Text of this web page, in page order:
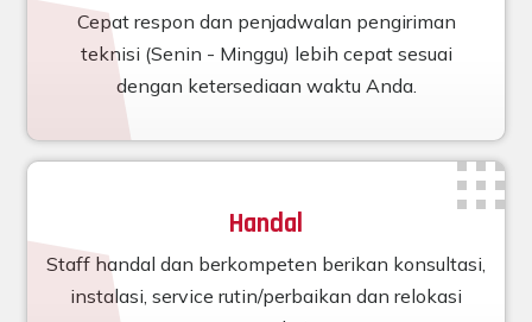
Cepat respon dan penjadwalan pengiriman
teknisi (Senin - Minggu) lebih cepat sesuai
dengan ketersediaan waktu Anda.
Handal
Staff handal dan berkompeten berikan konsultasi,
instalasi, service rutin/perbaikan dan relokasi